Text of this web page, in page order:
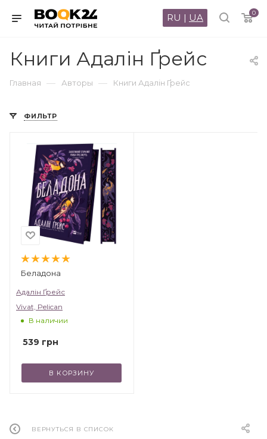
0
RU | UA
Книги Адалін Ґрейс
Главная — Авторы — Книги Адалін Ґрейс
ФИЛЬТР
Беладона
Адалін Ґрейс
Vivat, Pelican
В наличии
539 грн
В КОРЗИНУ
ВЕРНУТЬСЯ В СПИСОК